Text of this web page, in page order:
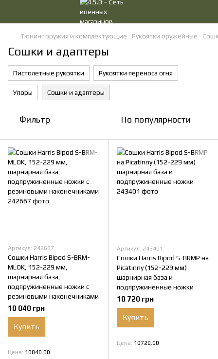
Тюнинг оружия и комплектующие Рукоятки оружейные
Сошки и адаптеры
Пистолетные рукоятки Рукоятки переноса огня
Упоры Сошки и адаптеры
Фильтр По популярности
Артикул: 242667
Сошки Harris Bipod S-BRM-
MLOK, 152-229 мм,
шарнирная база,
подпружиненные ножки с
резиновыми наконечниками
10 040 грн
Купить
Цена 10040.00
Артикул: 243401
Сошки Harris Bipod S-BRMP на
Picatinny (152-229 мм)
шарнирная база и
подпружиненные ножки
10 720 грн
Купить
Цена 10720.00